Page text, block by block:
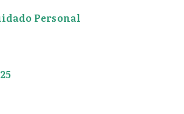
Personal